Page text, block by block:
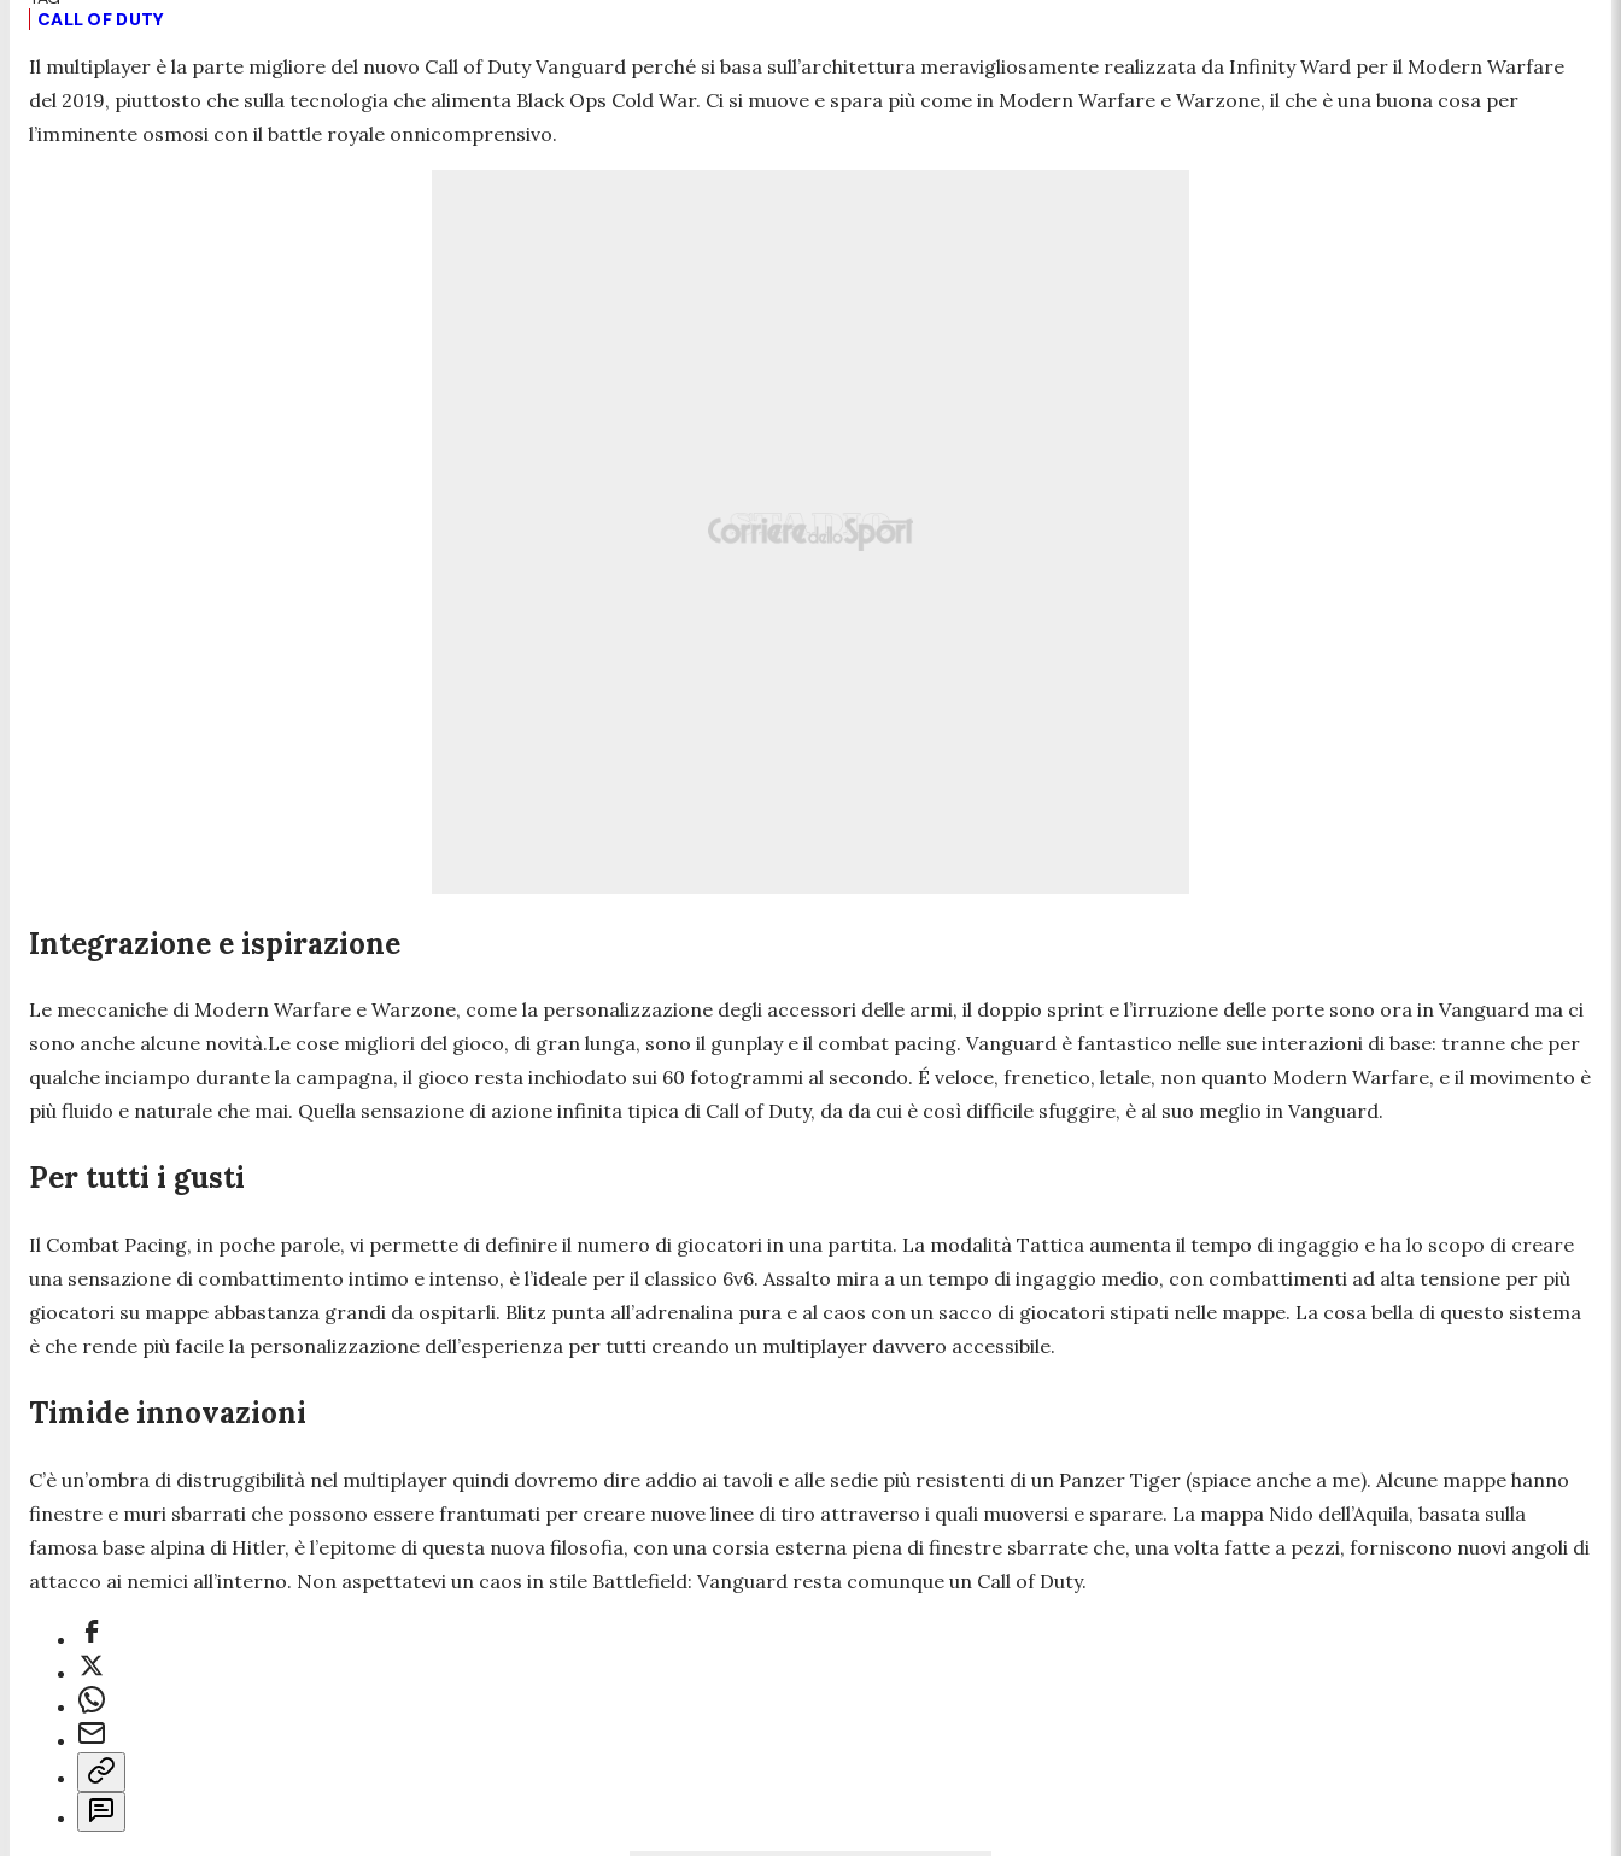
CALL OF DUTY
Il multiplayer è la parte migliore del nuovo Call of Duty Vanguard perché si basa sull’architettura meravigliosamente realizzata da Infinity Ward per il Modern Warfare
del 2019, piuttosto che sulla tecnologia che alimenta Black Ops Cold War. Ci si muove e spara più come in Modern Warfare e Warzone, il che è una buona cosa per
l’imminente osmosi con il battle royale onnicomprensivo.
Integrazione e ispirazione
Le meccaniche di Modern Warfare e Warzone, come la personalizzazione degli accessori delle armi, il doppio sprint e l’irruzione delle porte sono ora in Vanguard ma ci
sono anche alcune novità.Le cose migliori del gioco, di gran lunga, sono il gunplay e il combat pacing. Vanguard è fantastico nelle sue interazioni di base: tranne che per
qualche inciampo durante la campagna, il gioco resta inchiodato sui 60 fotogrammi al secondo. É veloce, frenetico, letale, non quanto Modern Warfare, e il movimento è
più fluido e naturale che mai. Quella sensazione di azione infinita tipica di Call of Duty, da da cui è così difficile sfuggire, è al suo meglio in Vanguard.
Per tutti i gusti
Il Combat Pacing, in poche parole, vi permette di definire il numero di giocatori in una partita. La modalità Tattica aumenta il tempo di ingaggio e ha lo scopo di creare
una sensazione di combattimento intimo e intenso, è l’ideale per il classico 6v6. Assalto mira a un tempo di ingaggio medio, con combattimenti ad alta tensione per più
giocatori su mappe abbastanza grandi da ospitarli. Blitz punta all’adrenalina pura e al caos con un sacco di giocatori stipati nelle mappe. La cosa bella di questo sistema
è che rende più facile la personalizzazione dell’esperienza per tutti creando un multiplayer davvero accessibile.
Timide innovazioni
C’è un’ombra di distruggibilità nel multiplayer quindi dovremo dire addio ai tavoli e alle sedie più resistenti di un Panzer Tiger (spiace anche a me). Alcune mappe hanno
finestre e muri sbarrati che possono essere frantumati per creare nuove linee di tiro attraverso i quali muoversi e sparare. La mappa Nido dell’Aquila, basata sulla
famosa base alpina di Hitler, è l’epitome di questa nuova filosofia, con una corsia esterna piena di finestre sbarrate che, una volta fatte a pezzi, forniscono nuovi angoli di
attacco ai nemici all’interno. Non aspettatevi un caos in stile Battlefield: Vanguard resta comunque un Call of Duty.